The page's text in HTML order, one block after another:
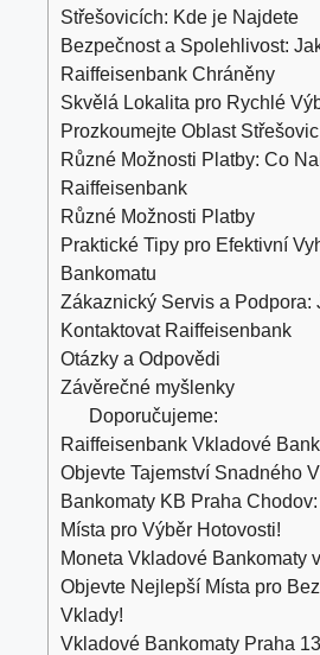
Střešovicích: Kde je Najdete
Bezpečnost a Spolehlivost:
Raiffeisenbank Chráněny
Skvělá Lokalita pro Rychlé
Prozkoumejte Oblast Střešovic
Různé Možnosti Platby: Co
Raiffeisenbank
Různé Možnosti Platby
Praktické Tipy pro Efektivní
Bankomatu
Zákaznický Servis a Podpora:
Kontaktovat Raiffeisenbank
Otázky a Odpovědi
Závěrečné myšlenky
Doporučujeme:
Raiffeisenbank Vkladové
Objevte Tajemství Snadného
Bankomaty KB Praha
Místa pro Výběr Hotovosti!
Moneta Vkladové Bankomaty
Objevte Nejlepší Místa pro
Vklady!
Vkladové Bankomaty Praha